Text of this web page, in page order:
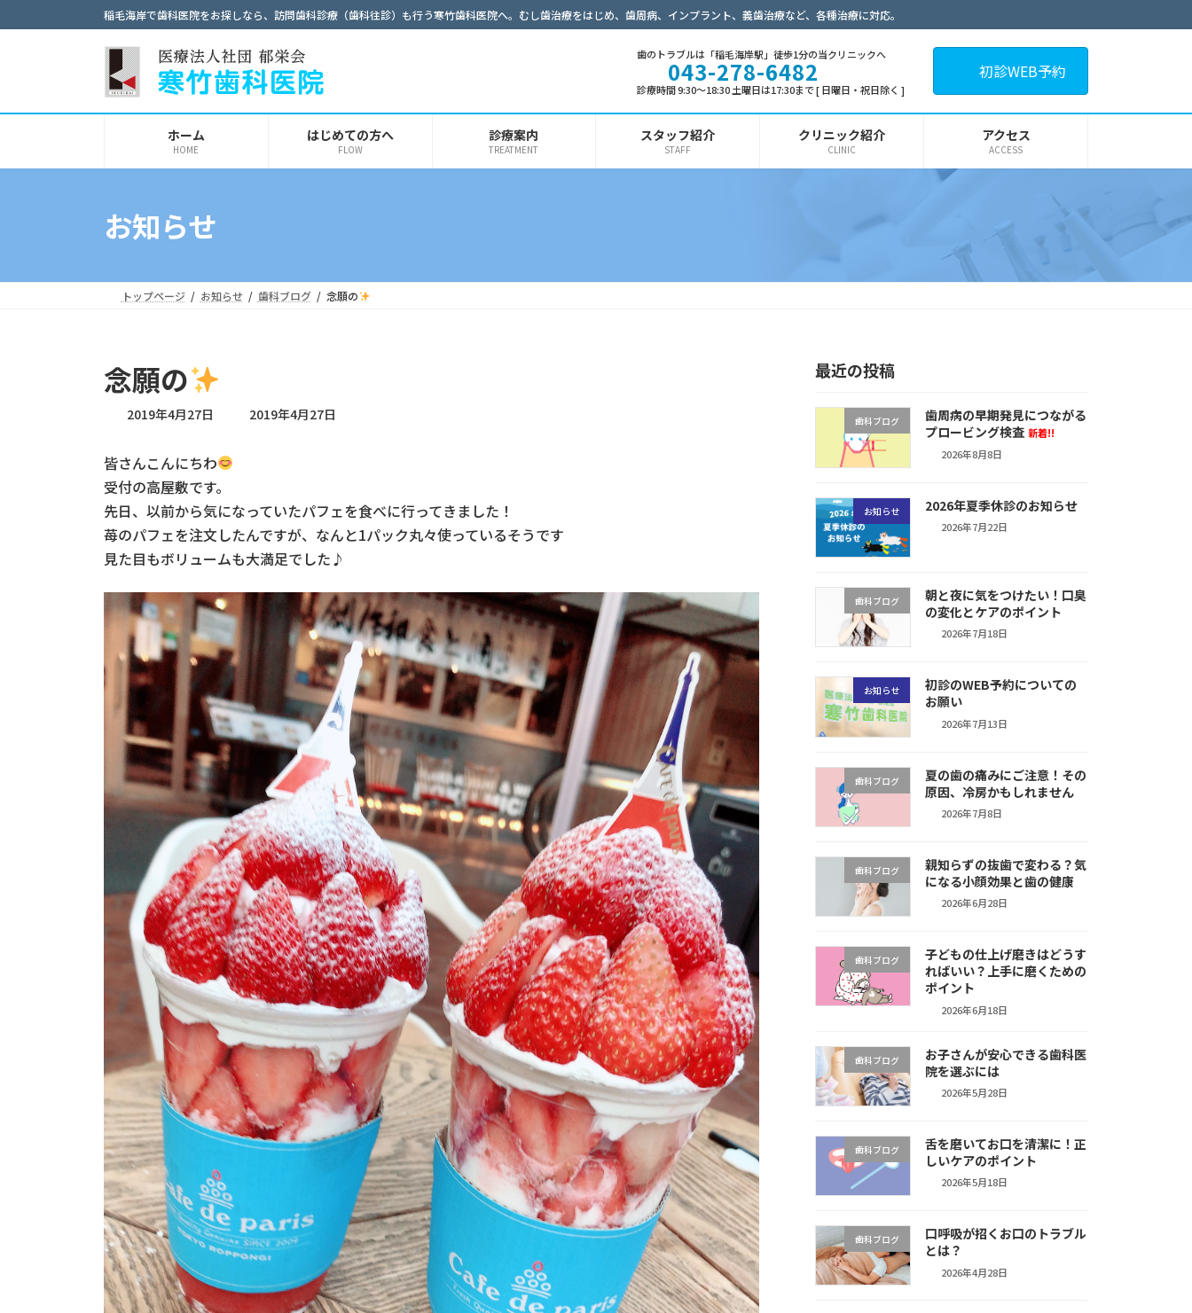
ン
へ
ビ
ョ
稲毛海岸で歯科医院をお探しなら、訪問歯科診療（歯科往診）も行う寒竹歯科医院へ。むし歯治療をはじめ、歯周病、インプラント、義歯治療など、各種治療に対応。
歯のトラブルは「稲毛海岸駅」徒歩1分の当クリニックへ
043-278-6482
診療時間 9:30～18:30 土曜日は17:30まで [ 日曜日・祝日除く ]
初診WEB予約
ホーム
HOME
はじめての方へ
FLOW
診療案内
TREATMENT
スタッフ紹介
STAFF
クリニック紹介
CLINIC
アクセス
ACCESS
お知らせ
トップページ お知らせ 歯科ブログ 念願の
念願の
2019年4月27日
最
:
2019年4月27日
皆さんこんにちわ
受付の高屋敷です。
先日、以前から気になっていたパフェを食べに行ってきました！
苺のパフェを注文したんですが、なんと1パック丸々使っているそうです
見た目もボリュームも大満足でした♪
最近の投稿
歯科ブログ
歯周病の早期発見につながる
プロービング検査 新着!!
2026年8月8日
お知らせ 2026年夏季休診のお知らせ
2026年7月22日
歯科ブログ
朝と夜に気をつけたい！口臭
の変化とケアのポイント
2026年7月18日
お知らせ
初診のWEB予約についての
お願い
2026年7月13日
歯科ブログ
夏の歯の痛みにご注意！その
原因、冷房かもしれません
2026年7月8日
歯科ブログ
親知らずの抜歯で変わる？気
になる小顔効果と歯の健康
2026年6月28日
歯科ブログ
子どもの仕上げ磨きはどうす
ればいい？上手に磨くための
ポイント
2026年6月18日
歯科ブログ
お子さんが安心できる歯科医
院を選ぶには
2026年5月28日
歯科ブログ
舌を磨いてお口を清潔に！正
しいケアのポイント
2026年5月18日
歯科ブログ
口呼吸が招くお口のトラブル
とは？
2026年4月28日